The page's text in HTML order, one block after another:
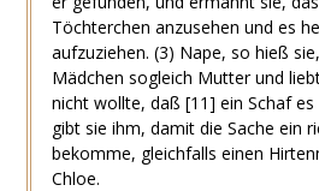
Töchterchen anzusehen und es
aufzuziehen. (3) Nape, so hieß
Mädchen sogleich Mutter und
nicht wollte, daß [11] ein Schaf
gibt sie ihm, damit die Sache ein
bekomme, gleichfalls einen
Chloe.